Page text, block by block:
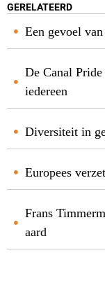
GERELATEERD
Een gevoel
De Canal
iedereen
Diversiteit in
Europees
Frans
aard